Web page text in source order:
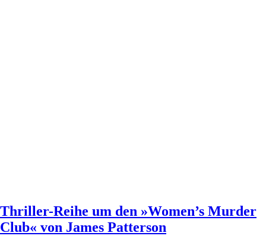
Thriller-Reihe um den »Women’s Murder
Club« von James Patterson